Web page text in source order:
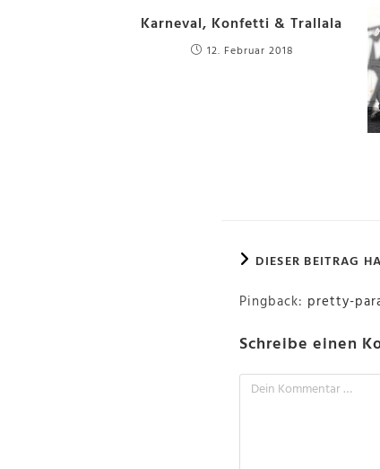
Karneval, Konfetti & Trallala
12. Februar 2018
DIESER BEITRAG
Pingback: pretty-
Schreibe einen